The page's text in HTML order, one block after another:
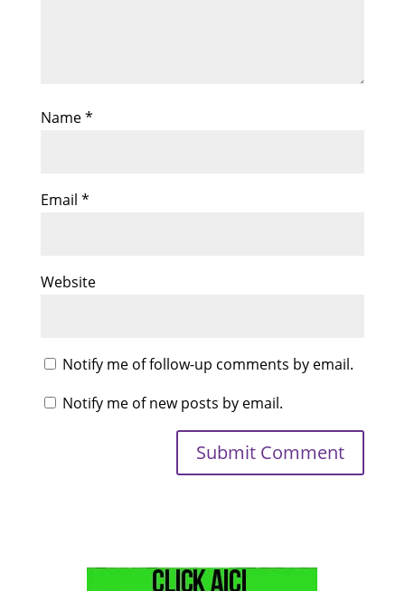
Name*
Email *
Website
Notify me of follow-up comments by email.
Notify me of new posts by email.